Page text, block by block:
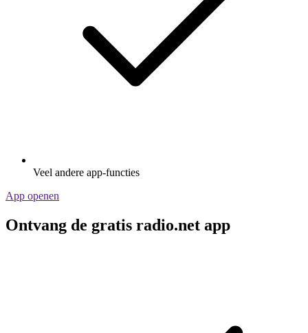
Veel andere app-functies
App openen
Ontvang de gratis radio.net app